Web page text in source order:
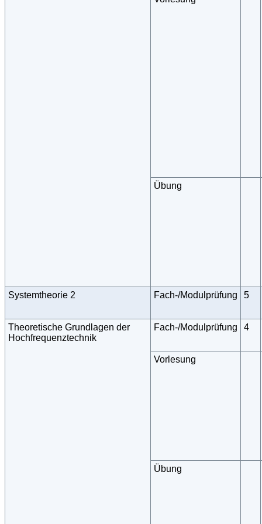
Übung
Systemtheorie 2 Fach-/Modulprüfung 5
Theoretische Grundlagen der
Hochfrequenztechnik
Fach-/Modulprüfung 4
Vorlesung
Übung